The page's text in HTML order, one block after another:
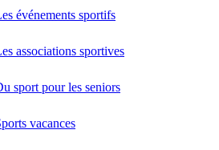
événements sportifs
associations sportives
sport pour les seniors
vacances